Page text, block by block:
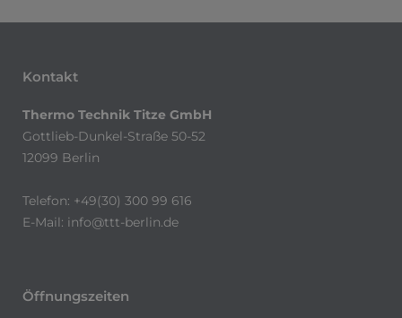
Kontakt
Thermo Technik Titze GmbH
Gottlieb-Dunkel-Straße 50-52
12099 Berlin
Telefon: +49(30) 300 99 616
E-Mail: info@ttt-berlin.de
Öffnungszeiten